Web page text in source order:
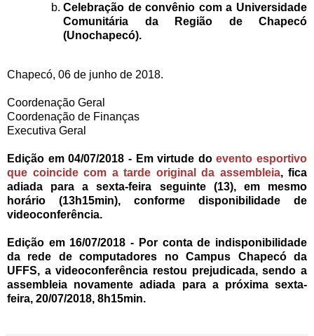
Celebração de convênio com a Universidade
Comunitária da Região de Chapecó
(Unochapecó).
Chapecó, 06 de junho de 2018.
Coordenação Geral
Coordenação de Finanças
Executiva Geral
Edição em 04/07/2018 - Em virtude doevento esportivo
que coincide com a tarde original da assembleia, fica
adiada para a sexta-feira seguinte (13), em mesmo
horário (13h15min), conforme disponibilidade de
videoconferência.
Edição em 16/07/2018 - Por conta de indisponibilidade
da rede de computadores no Campus Chapecó da
UFFS, a videoconferência restou prejudicada, sendo a
assembleia novamente adiada para a próxima sexta-
feira, 20/07/2018, 8h15min.